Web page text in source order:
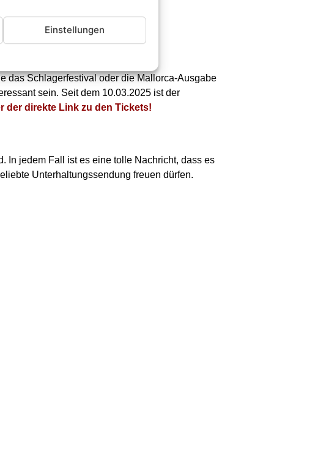
Einstellungen
das Schlagerfestival oder die Mallorca-Ausgabe
sein. Seit dem 10.03.2025 ist der
der direkte Link zu den Tickets!
In jedem Fall ist es eine tolle Nachricht, dass es
Unterhaltungssendung freuen dürfen.